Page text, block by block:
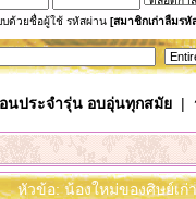
บด้วยชื่อผู้ใช้ รหัสผ่าน [สมาชิกเก่าลืมรหั
อนประจำรุ่น อบอุ่นทุกสมัย|
หัวข้อ: น้องใหม่ของศิษย์เ